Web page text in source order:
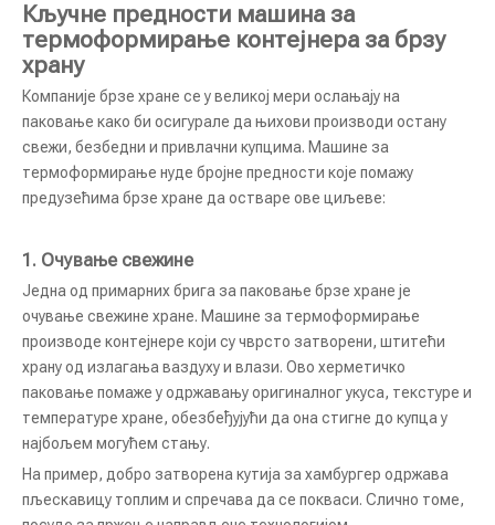
Кључне предности машина за
термоформирање контејнера за брзу
храну
Компаније брзе хране се у великој мери ослањају на
паковање како би осигурале да њихови производи остану
свежи, безбедни и привлачни купцима. Машине за
термоформирање нуде бројне предности које помажу
предузећима брзе хране да остваре ове циљеве:
1. Очување свежине
Једна од примарних брига за паковање брзе хране је
очување свежине хране. Машине за термоформирање
производе контејнере који су чврсто затворени, штитећи
храну од излагања ваздуху и влази. Ово херметичко
паковање помаже у одржавању оригиналног укуса, текстуре и
температуре хране, обезбеђујући да она стигне до купца у
најбољем могућем стању.
На пример, добро затворена кутија за хамбургер одржава
пљескавицу топлим и спречава да се покваси. Слично томе,